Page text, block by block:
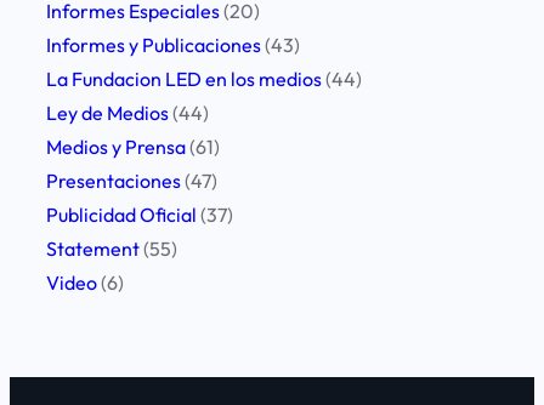
d
e
e
Informes Especiales(20)
Informes y Publicaciones(43)
La Fundacion LED en los medios(44)
Ley de Medios(44)
Medios y Prensa(61)
Presentaciones(47)
Publicidad Oficial (37)
Statement(55)
Video(6)